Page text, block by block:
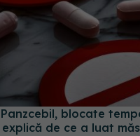
blocate
explică de ce a luat